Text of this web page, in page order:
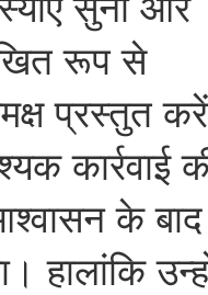
सुनीं और
रूप से
प्रस्तुत
कार्रवाई
के बाद
हालांकि